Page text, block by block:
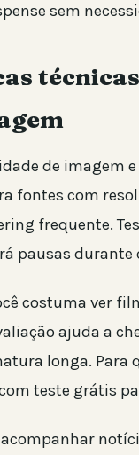
sem
de imagem
fontes com
frequente.
pausas durante
costuma ver
ajuda a
longa. Para
com teste grátis
acompanhar